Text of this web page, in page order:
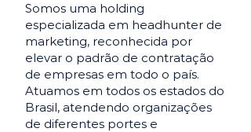
Somos uma holding
especializada em headhunter de
marketing, reconhecida por
elevar o padrão de contratação
de empresas em todo o país.
Atuamos em todos os estados do
Brasil, atendendo organizações
de diferentes portes e